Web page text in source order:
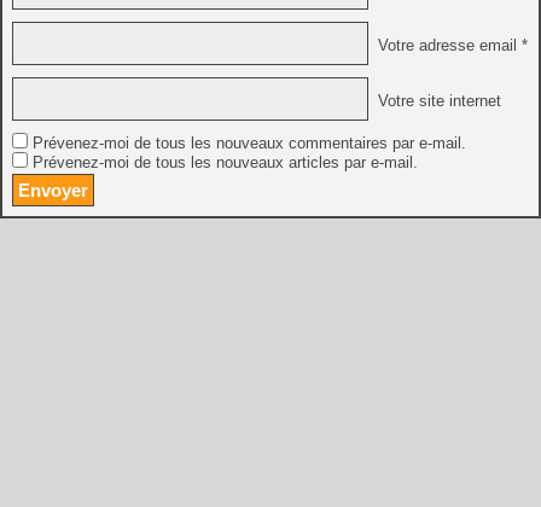
Votre adresse email *
Votre site internet
Prévenez-moi de tous les nouveaux commentaires par e-mail.
Prévenez-moi de tous les nouveaux articles par e-mail.